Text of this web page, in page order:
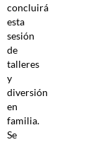
concluirá
esta
sesión
de
talleres
y
diversión
en
familia.
Se